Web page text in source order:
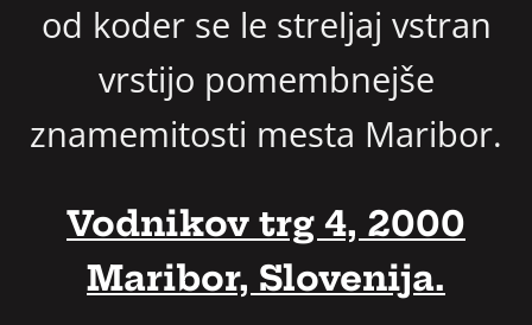
od koder se le streljaj vstran
vrstijo pomembnejše
znamemitosti mesta Maribor.
Vodnikov trg 4, 2000
Maribor, Slovenija.